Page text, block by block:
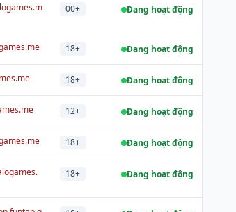
00+ Đang hoạt động
18+ Đang hoạt động
18+ Đang hoạt động
12+ Đang hoạt động
18+ Đang hoạt động
18+ Đang hoạt động